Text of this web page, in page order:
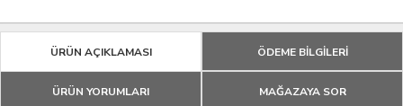
ÜRÜN AÇIKLAMASI ÖDEME BİLGİLERİ
ÜRÜN YORUMLARI MAĞAZAYA SOR